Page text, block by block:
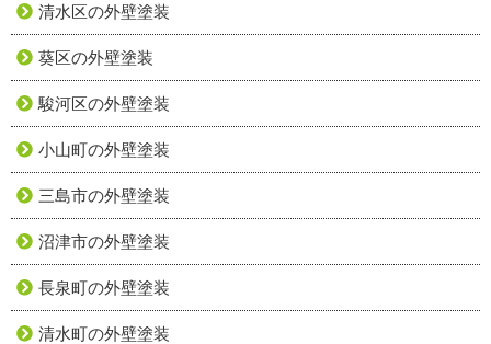
清水区の外壁塗装
葵区の外壁塗装
駿河区の外壁塗装
小山町の外壁塗装
三島市の外壁塗装
沼津市の外壁塗装
長泉町の外壁塗装
清水町の外壁塗装